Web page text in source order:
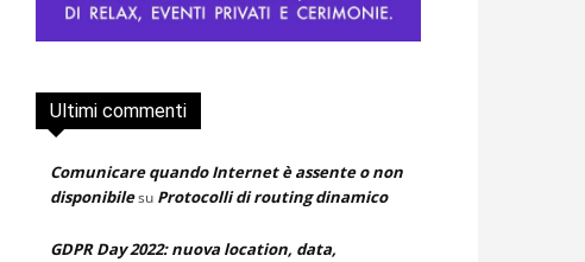
Ultimi commenti
Comunicare quando Internet è assente o non
disponibilesu Protocolli di routing dinamico
GDPR Day 2022: nuova location, data,